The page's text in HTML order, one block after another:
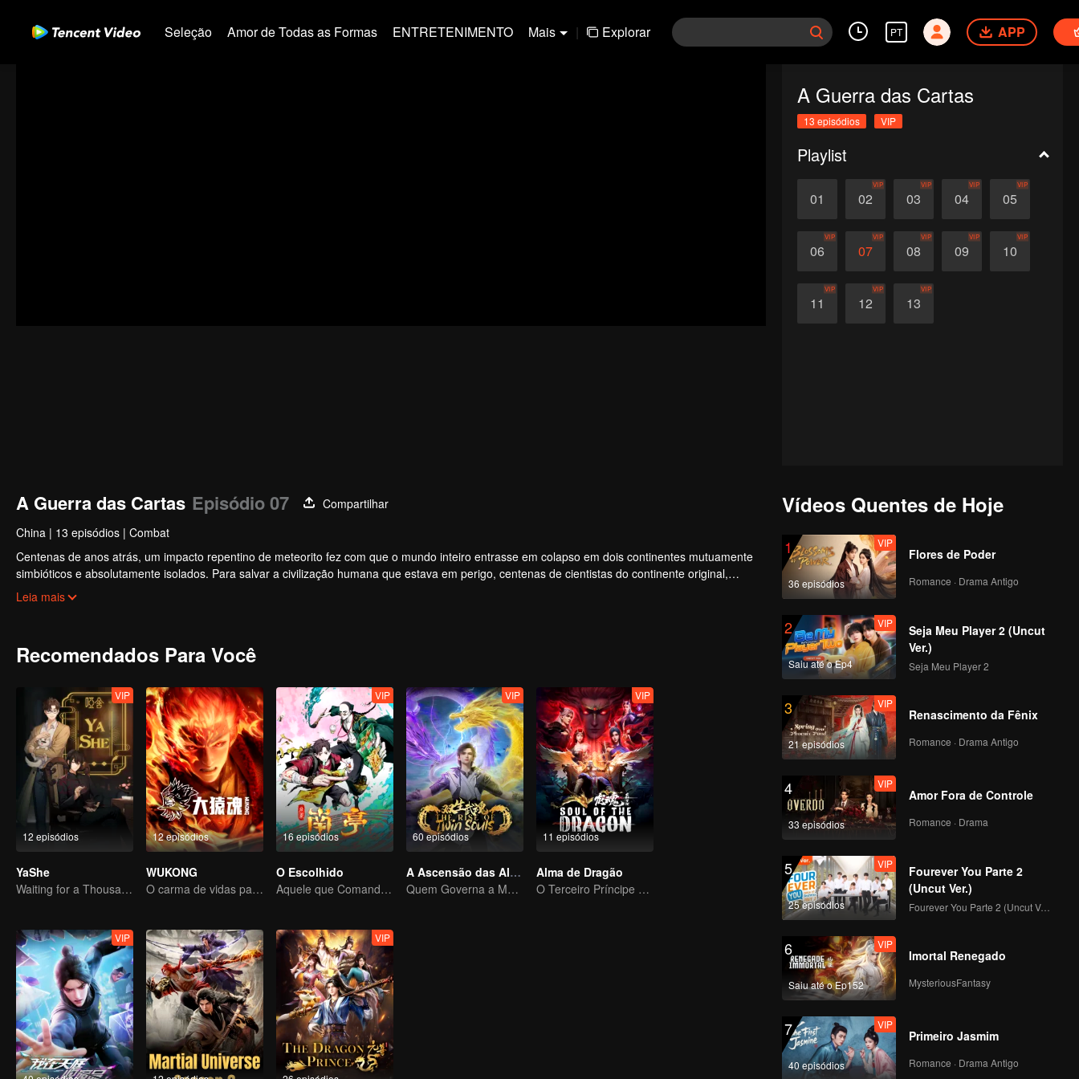
Seleção Amor de Todas as Formas ENTRETENIMENTO Mais | Explorar PT APP
A Guerra das Cartas
13 episódios VIP
Playlist
01 02
VIP
03
VIP
04
VIP
05
VIP
06
VIP
07
VIP
08
VIP
09
VIP
10
VIP
11
VIP
12
VIP
13
VIP
A Guerra das Cartas Episódio 07
Compartilhar
China | 13 episódios | Combat
Centenas de anos atrás, um impacto repentino de meteorito fez com que o mundo inteiro entrasse em colapso em dois continentes mutuamente
simbióticos e absolutamente isolados. Para salvar a civilização humana que estava em perigo, centenas de cientistas do continente original,
liderados por Rosenberg, reuniram a força de vários países para desenvolver um novo dispositivo de fornecimento de energia (cartão).
Leia mais
Recomendados Para Você
12 episódios
VIP
YaShe
Waiting for a Thousand Years, Just to Meet Again
12 episódios
WUKONG
O carma de vidas passadas está destinado a destruir os céus.
16 episódios
VIP
O Escolhido
Aquele que Comanda os Céus — Que Comece a Batalha!
60 episódios
VIP
A Ascensão das Almas Gêmeas
Quem Governa a Maré? Poder Divino Inigualável
11 episódios
VIP
Alma de Dragão
O Terceiro Príncipe do Mar do Leste invoca Nezha das Sombras para a sua morte
VIP VIP
Vídeos Quentes de Hoje
1
36 episódios
VIP
Flores de Poder
Romance · Drama Antigo
2
Saiu até o Ep4
VIP
Seja Meu Player 2 (Uncut
Ver.)
Seja Meu Player 2
3
21 episódios
VIP
Renascimento da Fênix
Romance · Drama Antigo
4
33 episódios
VIP
Amor Fora de Controle
Romance · Drama
5
25 episódios
VIP
Fourever You Parte 2
(Uncut Ver.)
Fourever You Parte 2 (Uncut Ver.)
6
Saiu até o Ep152
VIP
Imortal Renegado
MysteriousFantasy
7
40 episódios
VIP
Primeiro Jasmim
Romance · Drama Antigo